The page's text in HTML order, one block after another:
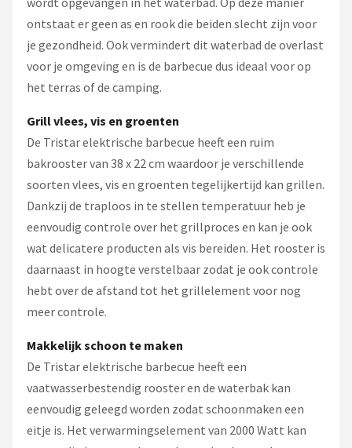
ontstaat er geen as en rook die beiden slecht zijn voor
je gezondheid. Ook vermindert dit waterbad de overlast
voor je omgeving en is de barbecue dus ideaal voor op
het terras of de camping.
Grill vlees, vis en groenten
De Tristar elektrische barbecue heeft een ruim
bakrooster van 38 x 22 cm waardoor je verschillende
soorten vlees, vis en groenten tegelijkertijd kan grillen.
Dankzij de traploos in te stellen temperatuur heb je
eenvoudig controle over het grillproces en kan je ook
wat delicatere producten als vis bereiden. Het rooster is
daarnaast in hoogte verstelbaar zodat je ook controle
hebt over de afstand tot het grillelement voor nog
meer controle.
Makkelijk schoon te maken
De Tristar elektrische barbecue heeft een
vaatwasserbestendig rooster en de waterbak kan
eenvoudig geleegd worden zodat schoonmaken een
eitje is. Het verwarmingselement van 2000 Watt kan